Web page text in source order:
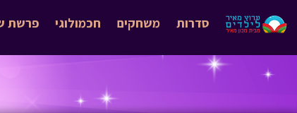
פרשת חכמולוגי משחקים סדרות